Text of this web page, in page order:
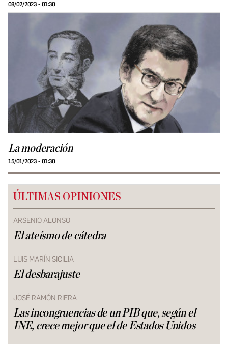
08/02/2023 - 01:30
La moderación
15/01/2023 - 01:30
ÚLTIMAS OPINIONES
ARSENIO ALONSO
El ateísmo de cátedra
LUIS MARÍN SICILIA
El desbarajuste
JOSÉ RAMÓN RIERA
Las incongruencias de un PIB que, según el
INE, crece mejor que el de Estados Unidos